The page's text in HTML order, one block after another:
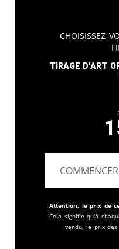
Choisissez
Tirage d'art
Attention, le prix de
Cela signifie qu'à
vendu, le prix